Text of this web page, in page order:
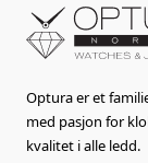
Optura er et
med pasjon for
kvalitet i alle ledd.